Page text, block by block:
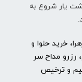
با نام تجاری بهشت یار شروع به
خرید حلوا و
رزرو مداح سر
و ترخیص